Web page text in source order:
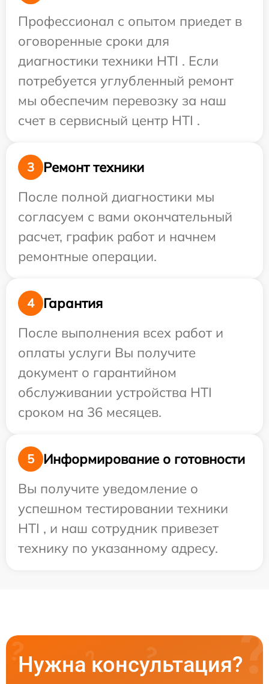
Профессионал с опытом приедет в
оговоренные сроки для
диагностики техники HTI . Если
потребуется углубленный ремонт
мы обеспечим перевозку за наш
счет в сервисный центр HTI .
3
Ремонт техники
После полной диагностики мы
согласуем с вами окончательный
расчет, график работ и начнем
ремонтные операции.
4
Гарантия
После выполнения всех работ и
оплаты услуги Вы получите
документ о гарантийном
обслуживании устройства HTI
сроком на 36 месяцев.
5
Информирование о готовности
Вы получите уведомление о
успешном тестировании техники
HTI , и наш сотрудник привезет
технику по указанному адресу.
Нужна консультация?